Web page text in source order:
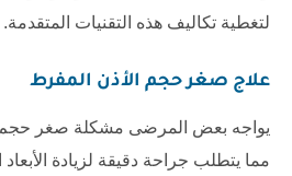
لتغطية تكاليف هذه التقنيات المتقدمة.
علاج صغر حجم الأذن المفرط
يواجه بعض المرضى مشكلة صغر حجم
مما يتطلب جراحة دقيقة لزيادة